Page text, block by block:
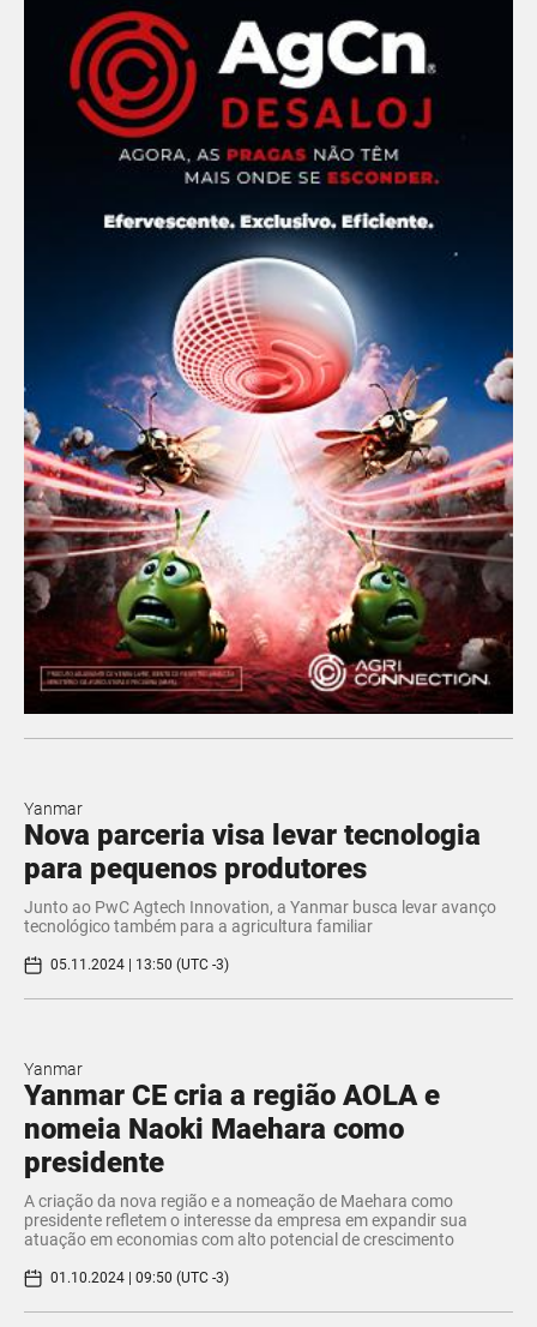
Yanmar
Nova parceria visa levar tecnologia
para pequenos produtores
Junto ao PwC Agtech Innovation, a Yanmar busca levar avanço
tecnológico também para a agricultura familiar
05.11.2024 | 13:50 (UTC -3)
Yanmar
Yanmar CE cria a região AOLA e
nomeia Naoki Maehara como
presidente
A criação da nova região e a nomeação de Maehara como
presidente refletem o interesse da empresa em expandir sua
atuação em economias com alto potencial de crescimento
01.10.2024 | 09:50 (UTC -3)